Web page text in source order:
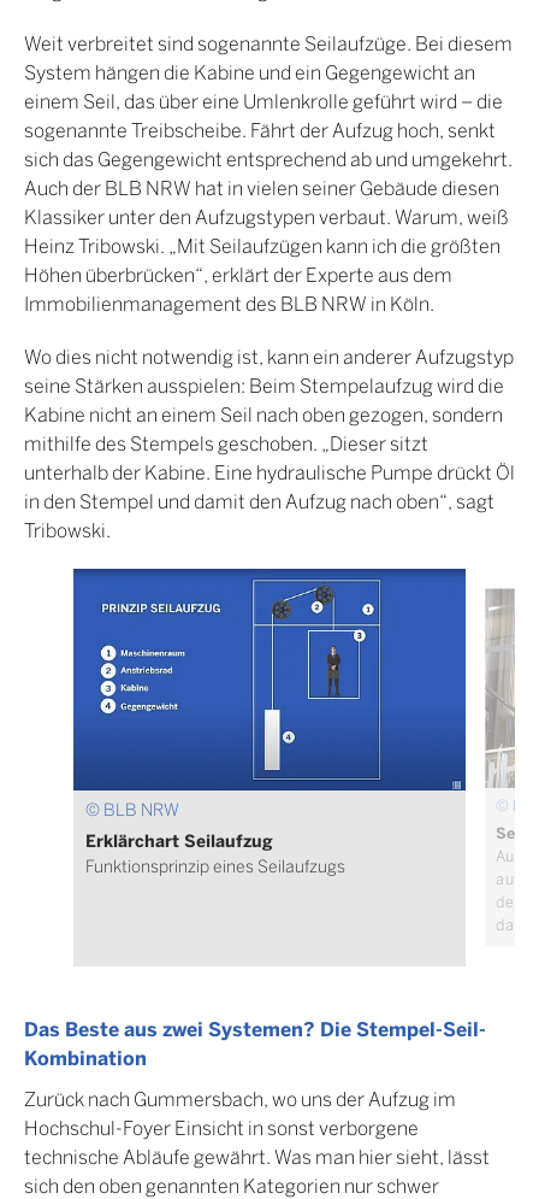
Weit verbreitet sind sogenannte Seilaufzüge. Bei diesem
System hängen die Kabine und ein Gegengewicht an
einem Seil, das über eine Umlenkrolle geführt wird – die
sogenannte Treibscheibe. Fährt der Aufzug hoch, senkt
sich das Gegengewicht entsprechend ab und umgekehrt.
Auch der BLB NRW hat in vielen seiner Gebäude diesen
Klassiker unter den Aufzugstypen verbaut. Warum, weiß
Heinz Tribowski. „Mit Seilaufzügen kann ich die größten
Höhen überbrücken“, erklärt der Experte aus dem
Immobilienmanagement des BLB NRW in Köln.
Wo dies nicht notwendig ist, kann ein anderer Aufzugstyp
seine Stärken ausspielen: Beim Stempelaufzug wird die
Kabine nicht an einem Seil nach oben gezogen, sondern
mithilfe des Stempels geschoben. „Dieser sitzt
unterhalb der Kabine. Eine hydraulische Pumpe drückt Öl
in den Stempel und damit den Aufzug nach oben“, sagt
Tribowski.
© BLB NRW
Erklärchart Seilaufzug
Funktionsprinzip eines Seilaufzugs
©
Auf
der
Das Beste aus zwei Systemen? Die Stempel-Seil-
Kombination
Zurück nach Gummersbach, wo uns der Aufzug im
Hochschul-Foyer Einsicht in sonst verborgene
technische Abläufe gewährt. Was man hier sieht, lässt
sich den oben genannten Kategorien nur schwer